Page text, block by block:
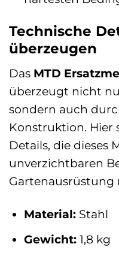
Technische
überzeugen
Das MTD
überzeugt nicht
sondern auch
Konstruktion. Hier
Details, die dieses
unverzichtbaren
Gartenausrüstung
Material:Stahl
Gewicht:1,8 kg